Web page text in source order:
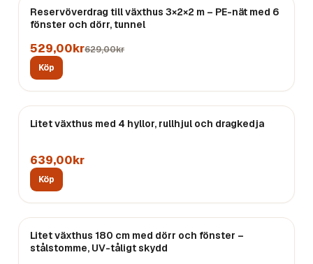
REA
Reservöverdrag till växthus 3×2×2 m – PE-nät med 6
fönster och dörr, tunnel
529,00kr629,00kr
Köp
Litet växthus med 4 hyllor, rullhjul och dragkedja
639,00kr
Köp
Litet växthus 180 cm med dörr och fönster –
stålstomme, UV-tåligt skydd